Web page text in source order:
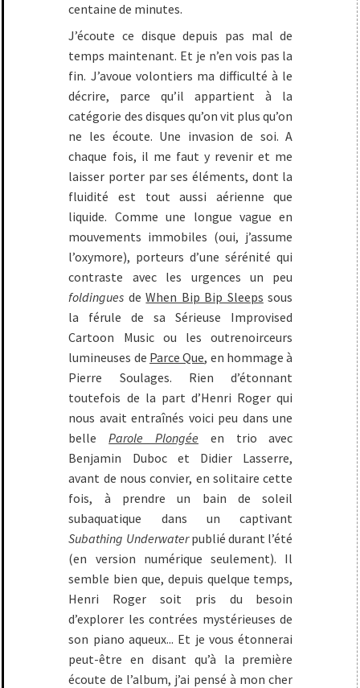
centaine de minutes.
J’écoute ce disque depuis pas mal de
temps maintenant. Et je n’en vois pas la
fin. J’avoue volontiers ma difficulté à le
décrire, parce qu’il appartient à la
catégorie des disques qu’on vit plus qu’on
ne les écoute. Une invasion de soi. A
chaque fois, il me faut y revenir et me
laisser porter par ses éléments, dont la
fluidité est tout aussi aérienne que
liquide. Comme une longue vague en
mouvements immobiles (oui, j’assume
l’oxymore), porteurs d’une sérénité qui
contraste avec les urgences un peu
foldingues deWhen Bip Bip Sleeps sous
la férule de sa Sérieuse Improvised
Cartoon Music ou les outrenoirceurs
lumineuses de Parce Que, en hommage à
Pierre Soulages. Rien d’étonnant
toutefois de la part d’Henri Roger qui
nous avait entraînés voici peu dans une
belleParole Plongée en trio avec
Benjamin Duboc et Didier Lasserre,
avant de nous convier, en solitaire cette
fois, à prendre un bain de soleil
subaquatique dans un captivant
Subathing Underwaterpublié durant l’été
(en version numérique seulement). Il
semble bien que, depuis quelque temps,
Henri Roger soit pris du besoin
d’explorer les contrées mystérieuses de
son piano aqueux... Et je vous étonnerai
peut-être en disant qu’à la première
écoute de l’album, j’ai pensé à mon cher